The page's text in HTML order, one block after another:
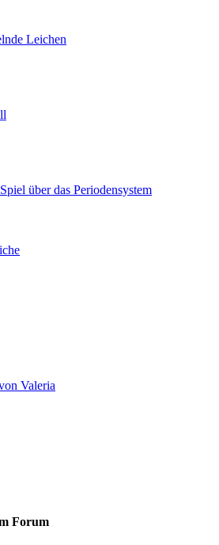
Leichen
über das Periodensystem
Valeria
Forum